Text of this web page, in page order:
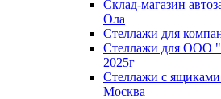
Склад-магазин
Ола
Стеллажи для
Стеллажи для ООО
2025г
Стеллажи с
Москва